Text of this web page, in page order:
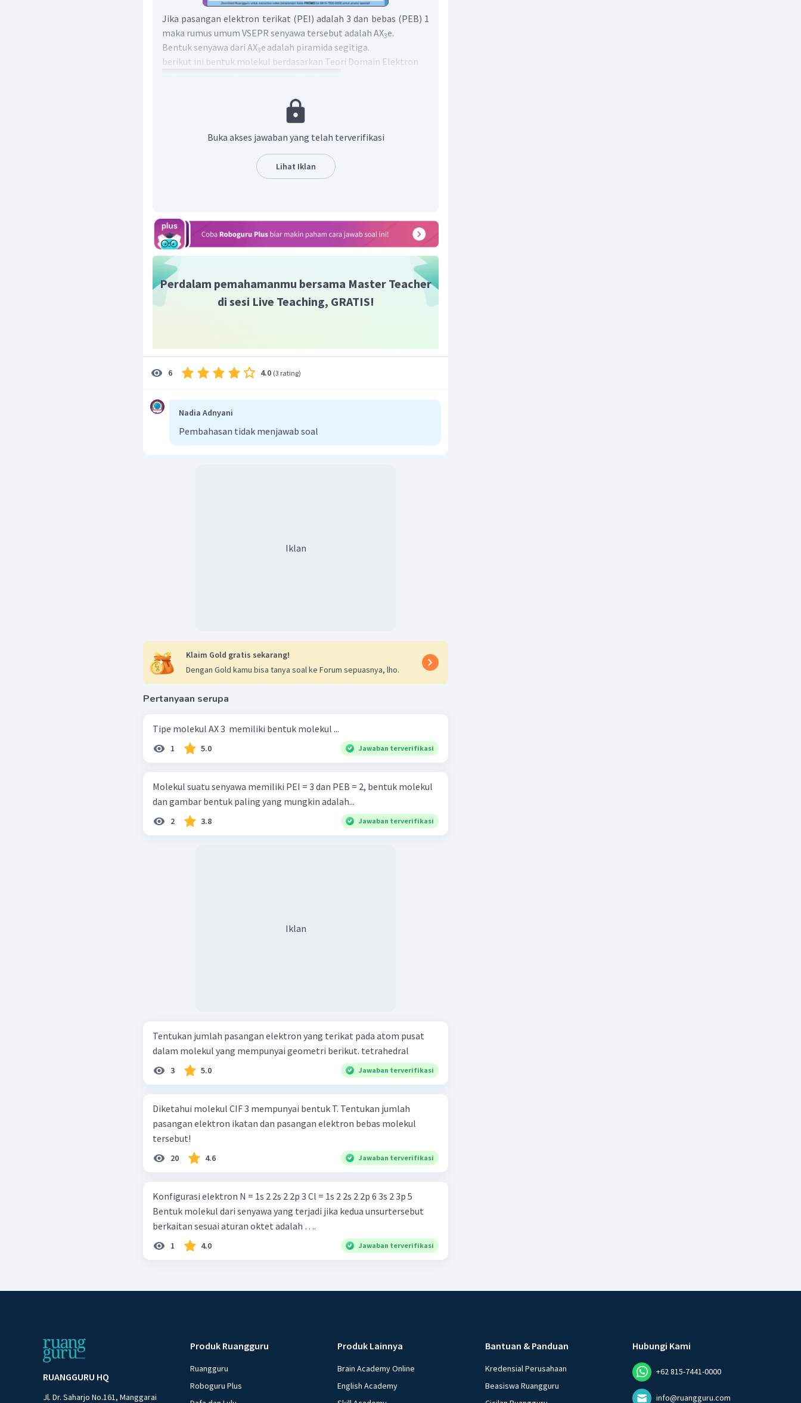
Jika pasangan elektron terikat (PEI) adalah 3 dan bebas (PEB) 1
maka rumus umum VSEPR senyawa tersebut adalah AX3e.
Bentuk senyawa dari AX3e adalah piramida segitiga.
berikut ini bentuk molekul berdasarkan Teori Domain Elektron
Jadi, jawaban yang benar adalah A.
Buka akses jawaban yang telah terverifikasi
Lihat Iklan
Perdalam pemahamanmu bersama Master Teacher
di sesi Live Teaching, GRATIS!
6 4.0 (3 rating)
Nadia Adnyani
Pembahasan tidak menjawab soal
Iklan
Klaim Gold gratis sekarang!
Dengan Gold kamu bisa tanya soal ke Forum sepuasnya, lho.
Pertanyaan serupa
Tipe molekul AX 3 ​ memiliki bentuk molekul ...
1 5.0 Jawaban terverifikasi
Molekul suatu senyawa memiliki PEI = 3 dan PEB = 2, bentuk molekul
dan gambar bentuk paling yang mungkin adalah...
2 3.8 Jawaban terverifikasi
Iklan
Tentukan jumlah pasangan elektron yang terikat pada atom pusat
dalam molekul yang mempunyai geometri berikut. tetrahedral
3 5.0 Jawaban terverifikasi
Diketahui molekul CIF 3 mempunyai bentuk T. Tentukan jumlah
pasangan elektron ikatan dan pasangan elektron bebas molekul
tersebut!
20 4.6 Jawaban terverifikasi
Konfigurasi elektron N = 1s 2 2s 2 2p 3 Cl = 1s 2 2s 2 2p 6 3s 2 3p 5
Bentuk molekul dari senyawa yang terjadi jika kedua unsurtersebut
berkaitan sesuai aturan oktet adalah ….
1 4.0 Jawaban terverifikasi
RUANGGURU HQ
Jl. Dr. Saharjo No.161, Manggarai
Produk Ruangguru
Ruangguru
Roboguru Plus
Produk Lainnya
Brain Academy Online
English Academy
Bantuan & Panduan
Kredensial Perusahaan
Beasiswa Ruangguru
Hubungi Kami
+62 815-7441-0000
info@ruangguru.com